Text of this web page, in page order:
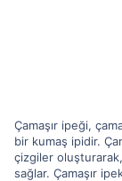
Çamaşır ipeği,
bir kumaş ipidir.
çizgiler oluşturarak,
sağlar. Çamaşır